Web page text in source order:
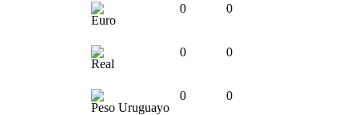
Euro
0 0
Real
0 0
Peso Uruguayo
0 0